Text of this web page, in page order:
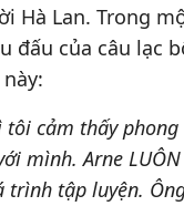
Hà Lan. Trong
đấu của câu lạc
tôi cảm thấy
mình. Arne
trình tập luyện.